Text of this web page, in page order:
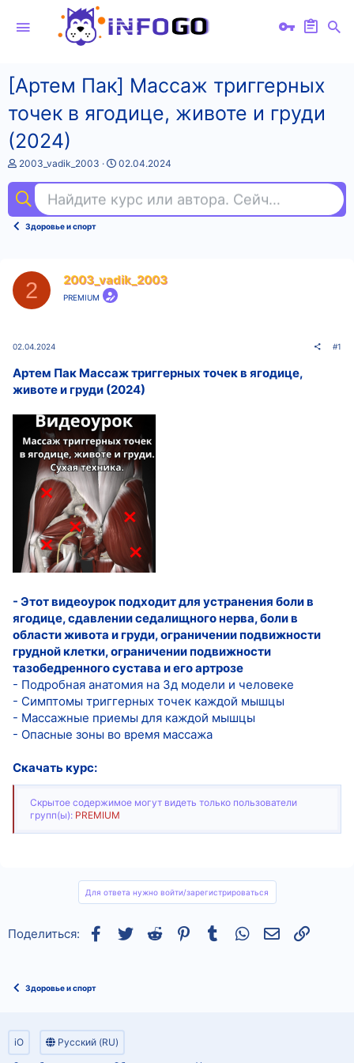
[Артем Пак] Массаж триггерных
точек в ягодице, животе и груди
(2024)
А
т
о
т
2003_vadik_2003
Д
а
н
а
02.04.2024
Найдите курс или автора. Сейчас ищут
Здоровье и спорт
2 2003_vadik_2003
PREMIUM
02.04.2024 #1
Артем Пак Массаж триггерных точек в ягодице,
животе и груди (2024)
- Этот видеоурок подходит для устранения боли в
ягодице, сдавлении седалищного нерва, боли в
области живота и груди, ограничении подвижности
грудной клетки, ограничении подвижности
тазобедренного сустава и его артрозе
- Подробная анатомия на 3д модели и человеке
- Симптомы триггерных точек каждой мышцы
- Массажные приемы для каждой мышцы
- Опасные зоны во время массажа
Скачать курс:
Скрытое содержимое могут видеть только пользователи
групп(ы): PREMIUM
Для ответа нужно войти/зарегистрироваться
Поделиться: Facebook
TwitterReddit Pinterest
Tumblr WhatsAppСсылка
Здоровье и спорт
iO
Русский (RU)